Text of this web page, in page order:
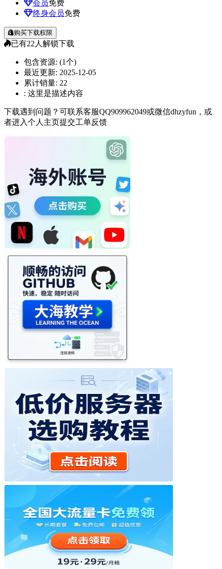
会员免费
终身会员免费
购买下载权限
已有22人解锁下载
包含资源: (1个)
最近更新: 2025-12-05
累计销量: 22
: 这里是描述内容
下载遇到问题？可联系客服QQ909962049或微信dhzyfun，或
者进入个人主页提交工单反馈